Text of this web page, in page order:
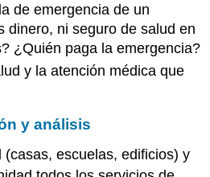
de emergencia de un
dinero, ni seguro de salud en
¿Quién paga la emergencia?
y la atención médica que
y análisis
escuelas, edificios) y